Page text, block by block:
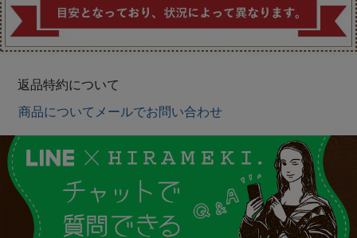
返品特約について
商品についてメールでお問い合わせ